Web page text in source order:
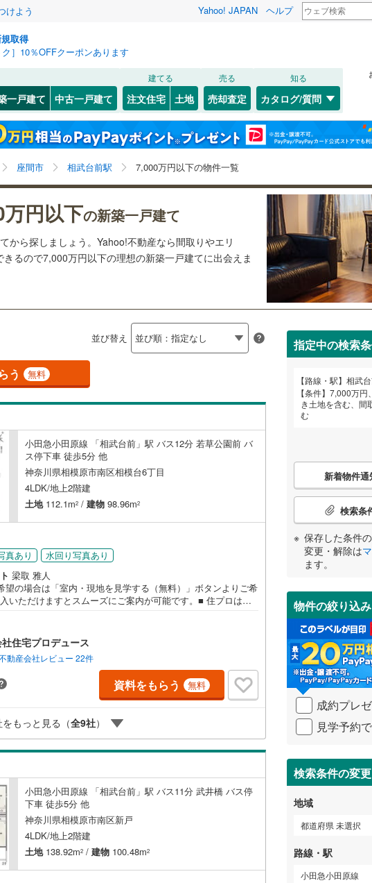
けよう Yahoo! JAPAN ヘルプ
取得
ク］10％OFFクーポンあります
一戸建て 中古一戸建て
建てる
注文住宅 土地
売る
売却査定
知る
カタログ/質問
座間市 相武台前駅 7,000万円以下の物件一覧
円以下の新築一戸建て
から探しましょう。Yahoo!不動産なら間取りやエリ
るので7,000万円以下の理想の新築一戸建てに出会えま
並び替え
う 無料
小田急小田原線 「相武台前」駅 バス12分 若草公園前 バ
ス停下車 徒歩5分 他
神奈川県相模原市南区相模台6丁目
4LDK/地上2階建
土地112.1m2 / 建物 98.96m2
真あり
水回り写真あり
梁取 雅人
望の場合は「室内・現地を見学する（無料）」ボタンよりご希
いただけますとスムーズにご案内が可能です。■ 住プロは座
売買専門会社です！最新物件情報や当社限定で販売する物件
すので、お気軽にお問合せ下さい！ -------------- 弊社独自の
ステム 弊社ではファイナンシャル専門スタッフによる【丁寧
】【ファイナンシャルプラン提案書の作成】を随時行ってお
知らないお客様が多い【定年時の住宅ローン残高】【住宅購入
る無料の生命保険】【13年間もらえる、国からの特別ボーナ
くなる【教育費】住宅を買った後から始まる【住宅ローン返
を明確にしていきませんか？？ --------------
住宅プロデュース
動産会社レビュー 22件
資料をもらう 無料
もっと見る（全9社）
小田急小田原線 「相武台前」駅 バス11分 武井橋 バス停
下車 徒歩5分 他
神奈川県相模原市南区新戸
4LDK/地上2階建
土地138.92m2 / 建物 100.48m2
指定中の検索
路線・駅
相武
条件
7,000万円
き土地を含む、間
む
こ
検
条
件
受
け
取
る
・
条
件
を
イ
ペ
ジ
に
保
存
す
る
新着物件通
検索条
保存した条件
変更・解除は
ます。
物件の絞り込み
成約プレ
見学予約
検索条件の変更
地域
都道府県 未選択
路線・駅
小田急小田原線
宮城 秋田 山形 福島
川 埼玉 千葉 茨城
富山
静岡 三重
和歌山
岡山 広島 山口
高知
長崎 鹿児島
この条件で検索する 条件
この条件で検索する 条件
条件
札沼線(1) 千歳線(1)
室蘭本線(0) 日高本線(0)
富良野線(0) 宗谷本線(0)
釧網本線(0)
水郡線(242) 川越線(775)
上越線(265) 吾妻線 (50)
水戸線(98) 日光線(197)
仙石線(262)
大船渡線(17)
釜石線(6)
花輪線 (0) 八戸線(4)
陸羽西線(0)
左沢線
五能線(0)
白新線(9) 信越本線(117)
越後線(21 弥彦線(0)
宮～逗子）
湘南新宿ライン（前橋～小田原）
総武本線(603)
京葉線(237
鹿島線(6) 久留里線(144)
山手線(16)
武蔵野線(2,184)
根岸線(397) 横須賀線(707 )
中央本線（JR東日本）(1,365) 青梅線
八高線 小海線(10)
大糸線（JR東日本）(5)
総武線(747)
東海道本線（JR東海）(1,647) 御殿場線
飯田線 中央本線（JR東海
高山本線（JR東海） 太多線 (73
名松線(4)
この条件で検索する 条件
(0) (0) (0) (0) (0) 梅ケ丘 (0) (3)
(31) (19 (28) 向ケ丘遊園 新百合ケ丘
119 )
370) (215) (176) (149) (315) (142) (178) (76)
(90 )
条件
オール電化（4） トイレ２か所（
） ビルトインガレージ（5） 太陽光発電シス
ーホン
防犯カメラ（ 12）
当たり
角地（33） 40）
（63）
住宅性能評価付き
大規模（総区画数50戸以上）
（3） 海まで2km以内 小学校まで1km
バリアフリー住宅 （ 69） 間取り変更可能（
3階建て以上（
戸）
0） 対面キッチン（132）
155 ）
（ 3）
条件
検索条件を保存しました
索条件の新着物件通知は、 マイページから設定できます。
保存した条件を見る
相武台前駅、7,000万円、建築条件付き土地を含む、間
取り未定を含む
検索条件を保存する
閉じる お気に入りリストを見る
閉じる
閉じる お気に入りリストを見る
閉じる